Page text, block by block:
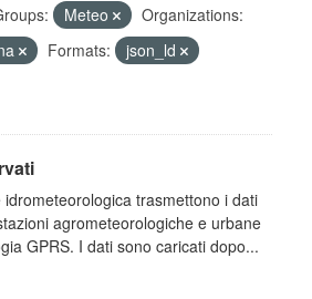
Meteo
Organizations:
Formats:
json_ld
trasmettono i dati
agrometeorologiche e urbane
GPRS. I dati sono caricati dopo...